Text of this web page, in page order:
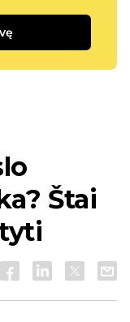
Štai